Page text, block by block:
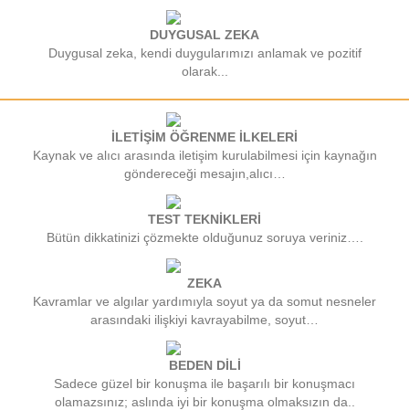
DUYGUSAL ZEKA
Duygusal zeka, kendi duygularımızı anlamak ve pozitif
olarak...
İLETİŞİM ÖĞRENME İLKELERİ
Kaynak ve alıcı arasında iletişim kurulabilmesi için kaynağın
göndereceği mesajın,alıcı…
TEST TEKNİKLERİ
Bütün dikkatinizi çözmekte olduğunuz soruya veriniz….
ZEKA
Kavramlar ve algılar yardımıyla soyut ya da somut nesneler
arasındaki ilişkiyi kavrayabilme, soyut…
BEDEN DİLİ
Sadece güzel bir konuşma ile başarılı bir konuşmacı
olamazsınız; aslında iyi bir konuşma olmaksızın da..